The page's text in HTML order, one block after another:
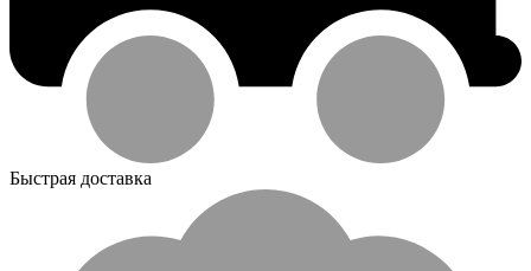
Быстрая доставка